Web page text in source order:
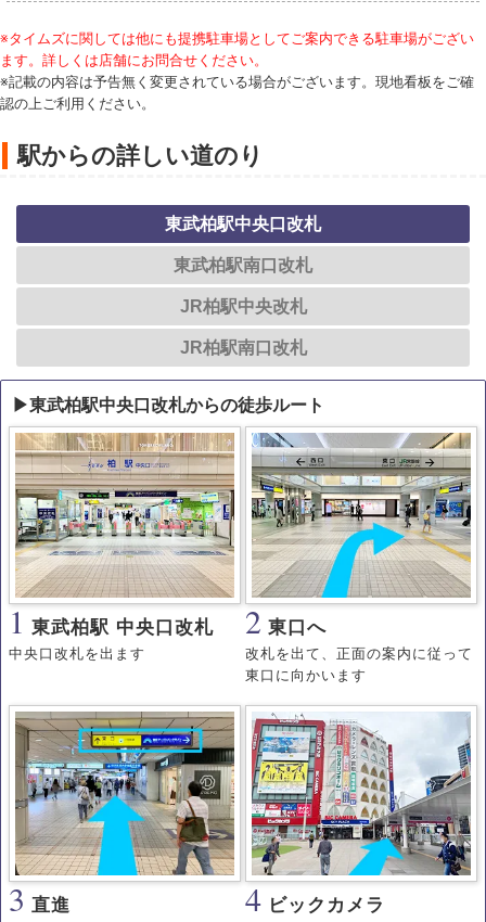
※タイムズに関しては他にも提携駐車場としてご案内できる駐車場がござい
ます。詳しくは店舗にお問合せください。
※記載の内容は予告無く変更されている場合がございます。現地看板をご確
認の上ご利用ください。
駅からの詳しい道のり
東武柏駅中央口改札
東武柏駅南口改札
JR柏駅中央改札
JR柏駅南口改札
▶東武柏駅中央口改札からの徒歩ルート
1 東武柏駅 中央口改札
中央口改札を出ます
2 東口へ
改札を出て、正面の案内に従って
東口に向かいます
3 直進 4 ビックカメラ